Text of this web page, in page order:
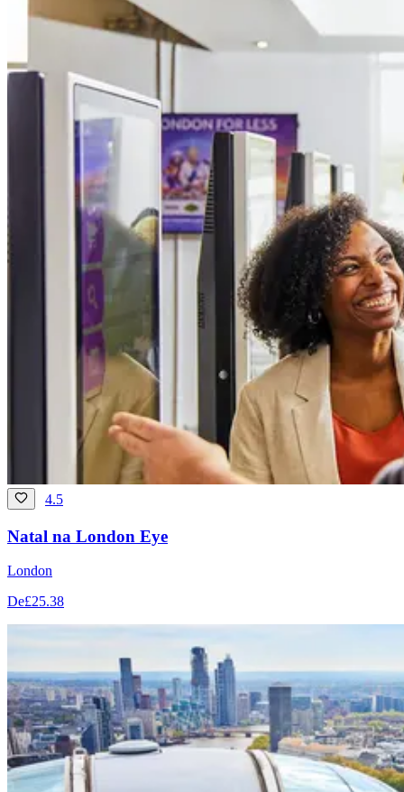
4.5
Natal na London Eye
London
De£25.38